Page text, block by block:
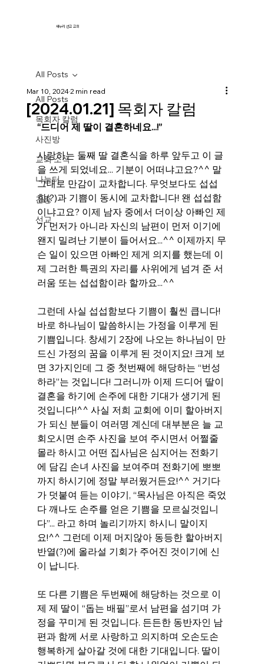
새누리 선교 교회
All Posts
목회자 칼럼
사진방
교회 소식
나눔터
간증
선교
All Posts
[2024.01.21] 목회자 칼럼
Mar 10, 20242 min read
“드디어 제 딸이 결혼하네요...!”
사랑하는 둘째 딸 결혼식을 하루 앞두고 이 글
을 쓰게 되었네요... 기분이 어떠냐고요?^^ 말
그대로 만감이 교차합니다. 무엇보다도 섭섭
함(?)과 기쁨이 동시에 교차합니다! 왠 섭섭함
이냐고요? 이제 남자 중에서 더이상 아빠인 제
가 먼저가 아니라 자신의 남편이 먼저 이기에
왠지 밀려난 기분이 들어서요...^^ 이제까지 무
슨 일이 있으면 아빠인 제게 의지를 했는데 이
제 그러한 특권의 자리를 사위에게 넘겨 준 서
러움 또는 섭섭함이라 할까요...^^
그런데 사실 섭섭함보다 기쁨이 훨씬 큽니다!
바로 하나님이 말씀하시는 가정을 이루게 된
기쁨입니다. 창세기 2장에 나오는 하나님이 만
드신 가정의 꿈을 이루게 된 것이지요! 크게 보
면 3가지인데 그 중 첫번째에 해당하는 “번성
하라”는 것입니다! 그러니까 이제 드디어 딸이
결혼을 하기에 손주에 대한 기대가 생기게 된
것입니다!^^ 사실 저희 교회에 이미 할아버지
가 되신 분들이 여러명 계신데 대부분은 늘 교
회오시면 손주 사진을 보여 주시면서 어쩔줄
몰라 하시고 어떤 집사님은 심지어는 전화기
에 담김 손녀 사진을 보여주며 전화기에 뽀뽀
까지 하시기에 정말 부러웠거든요!^^ 거기다
가 덧붙여 듣는 이야기, “목사님은 아직은 죽었
다 깨나도 손주를 얻은 기쁨을 모르실것입니
다”... 라고 하며 놀리기까지 하시니 말이지
요!^^ 그런데 이제 머지않아 동등한 할아버지
반열(?)에 올라설 기회가 주어진 것이기에 신
이 납니다.
또 다른 기쁨은 두번째에 해당하는 것으로 이
제 제 딸이 “돕는 배필”로서 남편을 섬기며 가
정을 꾸미게 된 것입니다. 든든한 동반자인 남
편과 함께 서로 사랑하고 의지하며 오손도손
행복하게 살아갈 것에 대한 기대입니다. 딸이